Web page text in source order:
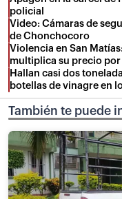
policial
Video: Cámaras de
de Chonchocoro
Violencia en San
multiplica su precio por
Hallan casi dos
botellas de vinagre en
También te puede